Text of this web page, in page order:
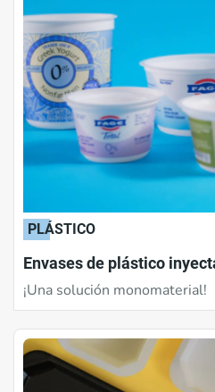
PLÁSTICO
Envases de plástico
¡Una solución monomaterial!